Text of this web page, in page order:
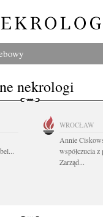
nekrologi
WROCŁAW
Annie
współczucia
Zarząd...